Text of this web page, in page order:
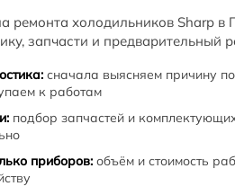
испарителя
Sharp
ремонта холодильников Sharp в
запчасти и предварительный
сначала выясняем причину
к работам
подбор запчастей и
приборов: объём и стоимость